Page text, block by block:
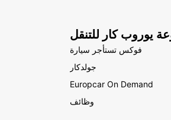
يوروب كار للتنقل
فوكس تستأجر سيارة
جولدكار
Europcar On Demand
وظائف